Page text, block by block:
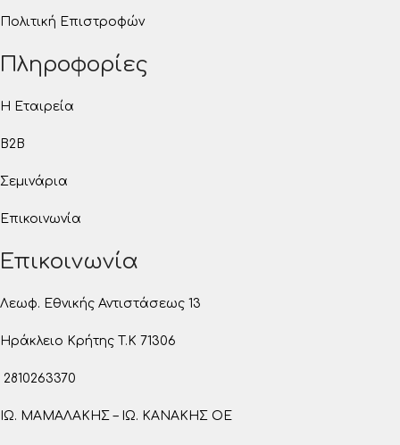
Πολιτική Επιστροφών
Πληροφορίες
Η Εταιρεία
B2B
Σεμινάρια
Επικοινωνία
Επικοινωνία
Λεωφ. Εθνικής Αντιστάσεως 13
Ηράκλειο Κρήτης T.K 71306
2810263370
ΙΩ. ΜΑΜΑΛΑΚΗΣ – ΙΩ. ΚΑΝΑΚΗΣ ΟΕ